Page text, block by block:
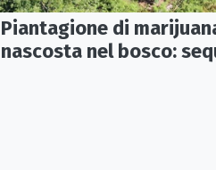
Piantagione di
nascosta nel bosco: